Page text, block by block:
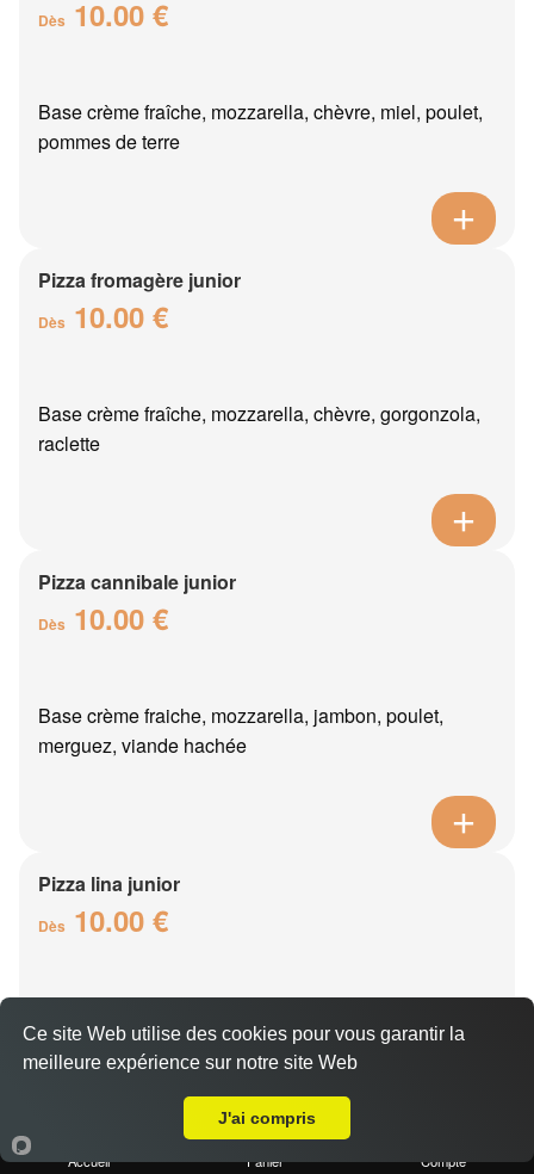
Dès 10.00 €
Base crème fraîche, mozzarella, chèvre, miel, poulet,
pommes de terre
Pizza fromagère junior
Dès 10.00 €
Base crème fraîche, mozzarella, chèvre, gorgonzola,
raclette
Pizza cannibale junior
Dès 10.00 €
Base crème fraiche, mozzarella, jambon, poulet,
merguez, viande hachée
Pizza lina junior
Dès 10.00 €
oignons
Accueil Panier Compte
Ce site Web utilise des cookies pour vous garantir la
meilleure expérience sur notre site Web
J'ai compris